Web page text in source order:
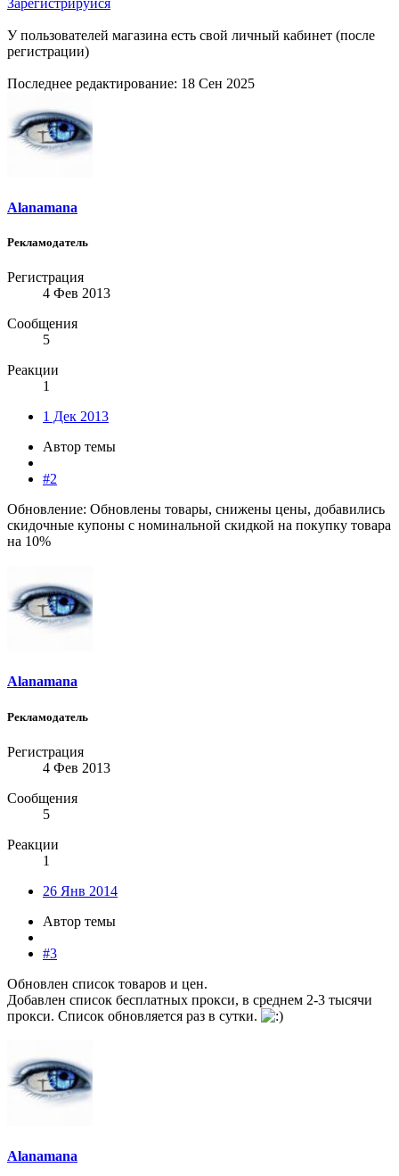
У пользователей магазина есть свой личный кабинет (после
регистрации)
Последнее редактирование: 18 Сен 2025
Alanamana
Рекламодатель
Регистрация
4 Фев 2013
Сообщения
5
Реакции
1
1 Дек 2013
Автор темы
#2
Обновление: Обновлены товары, снижены цены, добавились
скидочные купоны с номинальной скидкой на покупку товара
на 10%
Alanamana
Рекламодатель
Регистрация
4 Фев 2013
Сообщения
5
Реакции
1
26 Янв 2014
Автор темы
#3
Обновлен список товаров и цен.
Добавлен список бесплатных прокси, в среднем 2-3 тысячи
прокси. Список обновляется раз в сутки.
Alanamana